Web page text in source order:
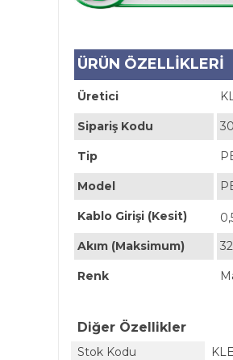
ÜRÜN ÖZELLİKLERİ
Üretici
Sipariş Kodu
Tip
Model
Kablo Girişi (Kesit)
Akım (Maksimum)
Renk
Diğer Özellikler
Stok Kodu